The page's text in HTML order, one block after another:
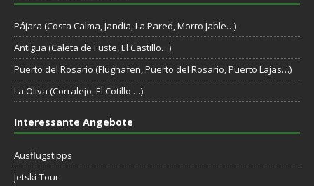
Pájara (Costa Calma, Jandia, La Pared, Morro Jable…)
Antigua (Caleta de Fuste, El Castillo…)
Puerto del Rosario (Flughafen, Puerto del Rosario, Puerto Lajas…)
La Oliva (Corralejo, El Cotillo …)
Interessante Angebote
Ausflugstipps
Jetski-Tour